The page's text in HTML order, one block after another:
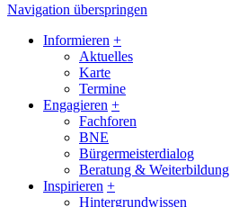
Navigation überspringen
Informieren +
Aktuelles
Karte
Termine
Engagieren +
Fachforen
BNE
Bürgermeisterdialog
Beratung & Weiterbildung
Inspirieren +
Hintergrundwissen